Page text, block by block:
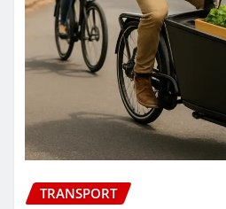
TRANSPORT